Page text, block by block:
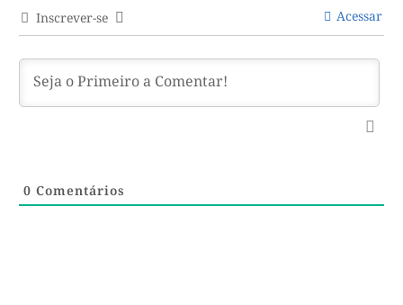
Inscrever-se Acessar
0 Comentários